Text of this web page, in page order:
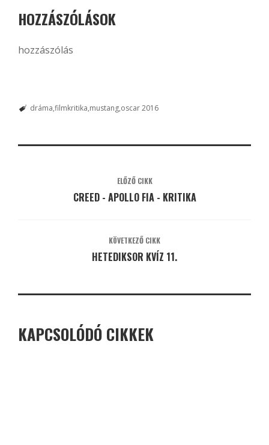
HOZZÁSZÓLÁSOK
hozzászólás
dráma filmkritika mustang oscar 2016
ELŐZŐ CIKK
CREED - APOLLO FIA - KRITIKA
KÖVETKEZŐ CIKK
HETEDIKSOR KVÍZ 11.
KAPCSOLÓDÓ CIKKEK